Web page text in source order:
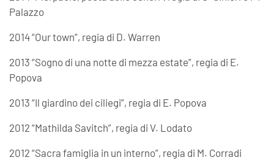
Palazzo
2014 “Our town”, regia di D. Warren
2013 “Sogno di una notte di mezza estate”, regia di E.
Popova
2013 “Il giardino dei ciliegi”, regia di E. Popova
2012 “Mathilda Savitch”, regia di V. Lodato
2012 “Sacra famiglia in un interno”, regia di M. Corradi